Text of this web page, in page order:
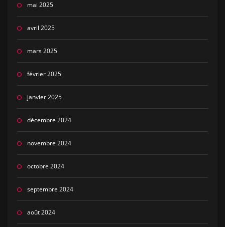
mai 2025
avril 2025
mars 2025
février 2025
janvier 2025
décembre 2024
novembre 2024
octobre 2024
septembre 2024
août 2024